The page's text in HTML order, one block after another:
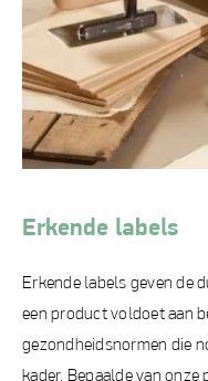
Erkende labels
Erkende labels geven de
een product voldoet aan
gezondheidsnormen die
kader. Bepaalde van